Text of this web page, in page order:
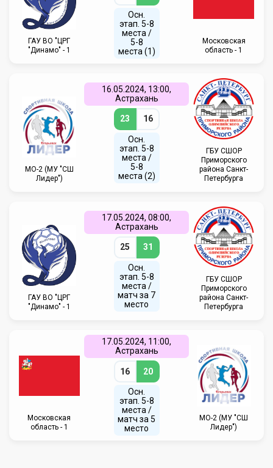
ГАУ ВО "ЦРГ
"Динамо" - 1
Осн.
этап. 5-8
места /
5-8
места (1)
Московская
область - 1
МО-2 (МУ "СШ
Лидер")
16.05.2024, 13:00,
Астрахань
23 16
Осн.
этап. 5-8
места /
5-8
места (2)
ГБУ СШОР
Приморского
района Санкт-
Петербурга
ГАУ ВО "ЦРГ
"Динамо" - 1
17.05.2024, 08:00,
Астрахань
25 31
Осн.
этап. 5-8
места /
матч за 7
место
ГБУ СШОР
Приморского
района Санкт-
Петербурга
Московская
область - 1
17.05.2024, 11:00,
Астрахань
16 20
Осн.
этап. 5-8
места /
матч за 5
место
МО-2 (МУ "СШ
Лидер")